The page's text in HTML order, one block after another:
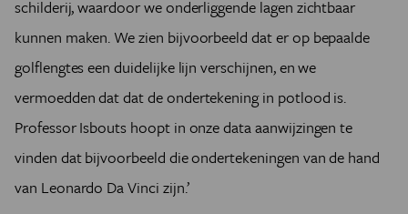
schilderij, waardoor we onderliggende lagen zichtbaar
kunnen maken. We zien bijvoorbeeld dat er op bepaalde
golflengtes een duidelijke lijn verschijnen, en we
vermoedden dat dat de ondertekening in potlood is.
Professor Isbouts hoopt in onze data aanwijzingen te
vinden dat bijvoorbeeld die ondertekeningen van de hand
van Leonardo Da Vinci zijn.’